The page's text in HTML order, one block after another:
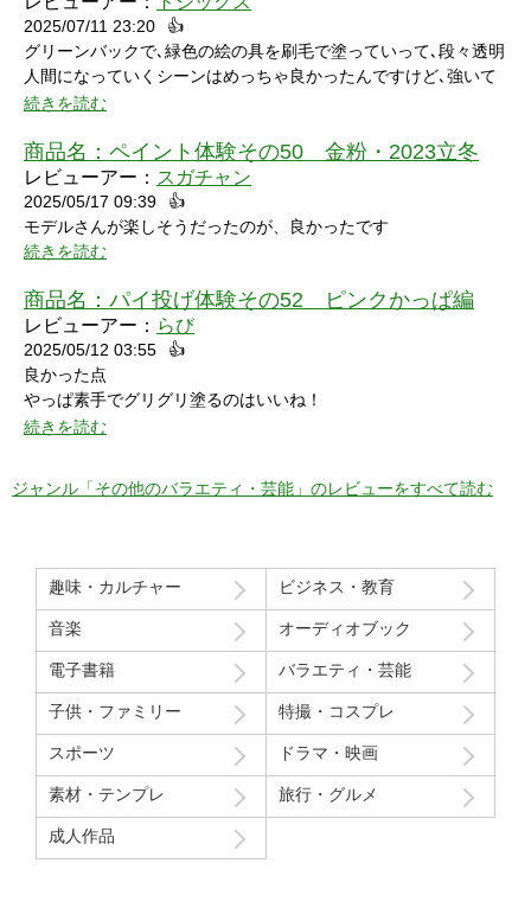
2025/07/11 23:20
👍
グリーンバックで､緑色の絵の具を刷毛で塗っていって､段々透明
人間になっていくシーンはめっちゃ良かったんですけど､強いて
言うなら､上半身だけで無くて､全身も透明になる所も見てみたい
続きを読む
商品名： ペイント体験その50 金粉・2023立冬
レビューアー： スガチャン
2025/05/17 09:39
👍
モデルさんが楽しそうだったのが、良かったです
続きを読む
商品名： パイ投げ体験その52 ピンクかっぱ編
レビューアー： らび
2025/05/12 03:55
👍
良かった点
やっぱ素手でグリグリ塗るのはいいね！
特に21分の途中からとてもいい感じ！
う」という趣旨の発言と「パイを食らう事はなんとも無い」とい
う趣旨の２つの部分ちょっと気分下がってしまったw
Route207さんいつも良い作品をありがとうございます！
初レビューですが、よく購入させて貰ってます！
続きを読む
ジャンル「その他のバラエティ・芸能」のレビューをすべて読む
趣味・カルチャー ビジネス・教育
音楽 オーディオブック
電子書籍 バラエティ・芸能
子供・ファミリー 特撮・コスプレ
スポーツ ドラマ・映画
素材・テンプレ 旅行・グルメ
成人作品